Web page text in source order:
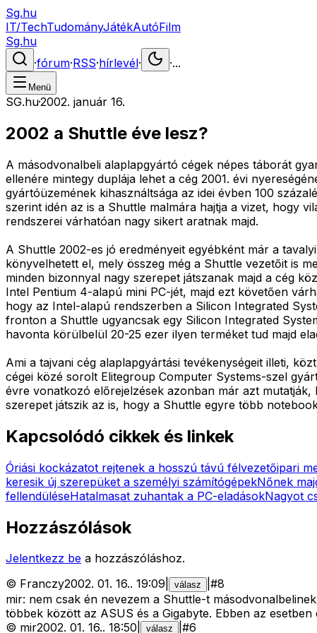
Sg.hu
IT/TechTudományJátékAutóFilm
Sg.hu
·fórum·RSS·hírlevél· ·...
Menü
SG.hu·2002. január 16.
2002 a Shuttle éve lesz?
A másodvonalbeli alaplapgyártó cégek népes táborát
ellenére mintegy duplája lehet a cég 2001. évi
gyártóüzemének kihasználtsága az idei évben 100
szerint idén az is a Shuttle malmára hajtja a vizet, hogy
rendszerei várhatóan nagy sikert aratnak majd.
A Shuttle 2002-es jó eredményeit egyébként már a
könyvelhetett el, mely összeg még a Shuttle vezetőit is
minden bizonnyal nagy szerepet játszanak majd a cég
Intel Pentium 4-alapú mini PC-jét, majd ezt követően
hogy az Intel-alapú rendszerben a Silicon Integrated
fronton a Shuttle ugyancsak egy Silicon Integrated
havonta körülbelül 20-25 ezer ilyen terméket tud majd
Ami a tajvani cég alaplapgyártási tevékenységeit illeti,
cégei közé sorolt Elitegroup Computer Systems-szel
évre vonatkozó előrejelzések azonban már azt
szerepet játszik az is, hogy a Shuttle egyre több
Kapcsolódó cikkek és linkek
Óriási kockázatot rejtenek a hosszú távú félvezetőipari
keresik új szerepüket a személyi számítógépekNőnek
fellendüléseHatalmasat zuhantak a PC-eladásokNagyot
Hozzászólások
Jelentkezz be a hozzászóláshoz.
© Franczy2002. 01. 16.. 19:09 válasz #8
mir: nem csak én nevezem a Shuttle-t
többek között az ASUS és a Gigabyte. Ebben az
© mir2002. 01. 16.. 18:50 válasz #6